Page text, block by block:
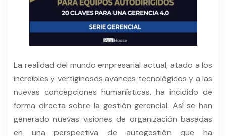
La realidad del mundo empresarial actual, atado a los
increíbles y vertiginosos avances tecnológicos y a las
nuevas concepciones humanísticas, ha incidido de
forma directa sobre la gestión gerencial. Así se han
generado nuevas visiones de organización basadas
en una perspectiva de autogestión que ha